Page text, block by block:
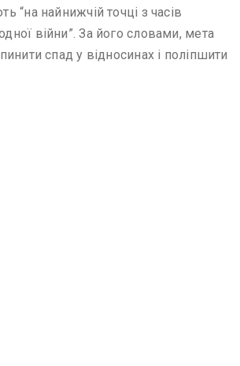
“на найнижчій точці з часів
війни”. За його словами, мета
спад у відносинах і поліпшити